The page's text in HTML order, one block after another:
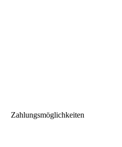
Zahlungsmöglichkeiten